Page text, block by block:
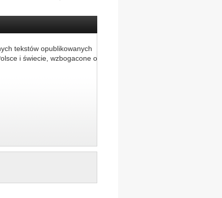
tekstów opublikowanych
i świecie, wzbogacone o